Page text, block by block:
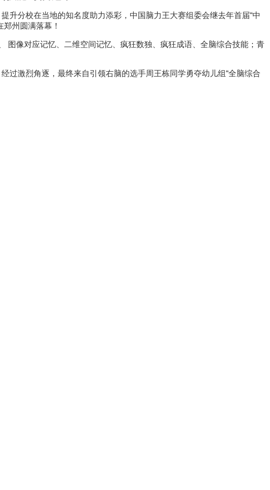
升分校在当地的知名度助力添彩，中国脑力王大赛组委会继去年首届“中
州圆满落幕！
图像对应记忆、二维空间记忆、疯狂数独、疯狂成语、全脑综合技能；青
过激烈角逐，最终来自引领右脑的选手周王栋同学勇夺幼儿组“全脑综合